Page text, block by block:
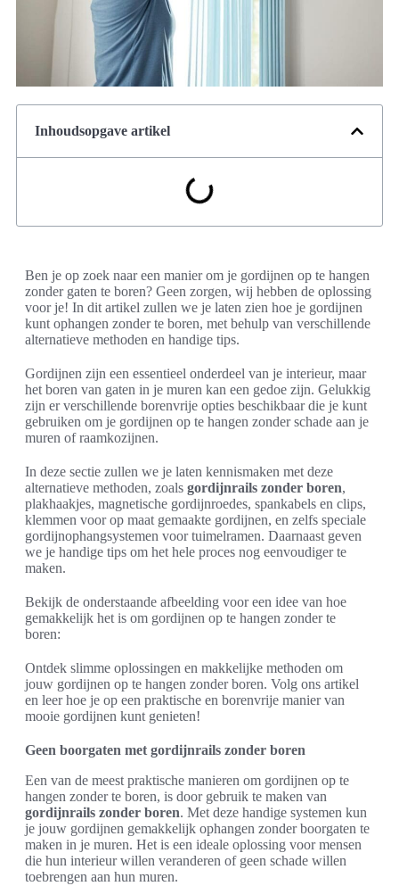
Inhoudsopgave artikel
Ben je op zoek naar een manier om je gordijnen op te hangen
zonder gaten te boren? Geen zorgen, wij hebben de oplossing
voor je! In dit artikel zullen we je laten zien hoe je gordijnen
kunt ophangen zonder te boren, met behulp van verschillende
alternatieve methoden en handige tips.
Gordijnen zijn een essentieel onderdeel van je interieur, maar
het boren van gaten in je muren kan een gedoe zijn. Gelukkig
zijn er verschillende borenvrije opties beschikbaar die je kunt
gebruiken om je gordijnen op te hangen zonder schade aan je
muren of raamkozijnen.
In deze sectie zullen we je laten kennismaken met deze
alternatieve methoden, zoals gordijnrails zonder boren,
plakhaakjes, magnetische gordijnroedes, spankabels en clips,
klemmen voor op maat gemaakte gordijnen, en zelfs speciale
gordijnophangsystemen voor tuimelramen. Daarnaast geven
we je handige tips om het hele proces nog eenvoudiger te
maken.
Bekijk de onderstaande afbeelding voor een idee van hoe
gemakkelijk het is om gordijnen op te hangen zonder te
boren:
Ontdek slimme oplossingen en makkelijke methoden om
jouw gordijnen op te hangen zonder boren. Volg ons artikel
en leer hoe je op een praktische en borenvrije manier van
mooie gordijnen kunt genieten!
Geen boorgaten met gordijnrails zonder boren
Een van de meest praktische manieren om gordijnen op te
hangen zonder te boren, is door gebruik te maken van
gordijnrails zonder boren. Met deze handige systemen kun
je jouw gordijnen gemakkelijk ophangen zonder boorgaten te
maken in je muren. Het is een ideale oplossing voor mensen
die hun interieur willen veranderen of geen schade willen
toebrengen aan hun muren.